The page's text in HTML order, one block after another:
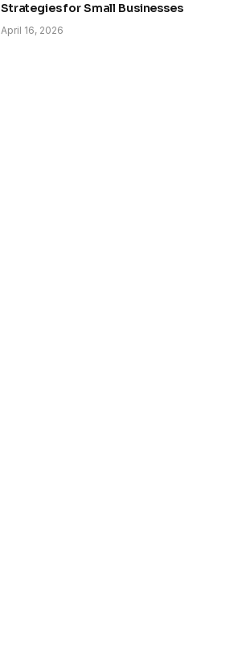
Strategies for Small Businesses
April 16, 2026